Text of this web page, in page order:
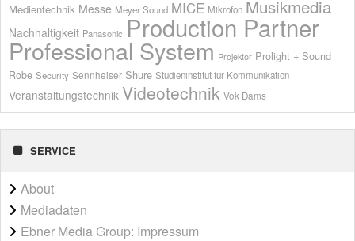
Medientechnik Messe Meyer Sound MICE Mikrofon Musikmedia
Nachhaltigkeit Panasonic Production Partner
Professional System Projektor Prolight + Sound
Robe Security Sennheiser Shure Studieninstitut für Kommunikation
Veranstaltungstechnik Videotechnik Vok Dams
SERVICE
About
Mediadaten
Ebner Media Group: Impressum